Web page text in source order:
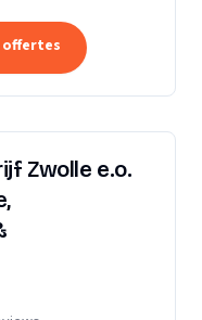
Zwolle e.o.